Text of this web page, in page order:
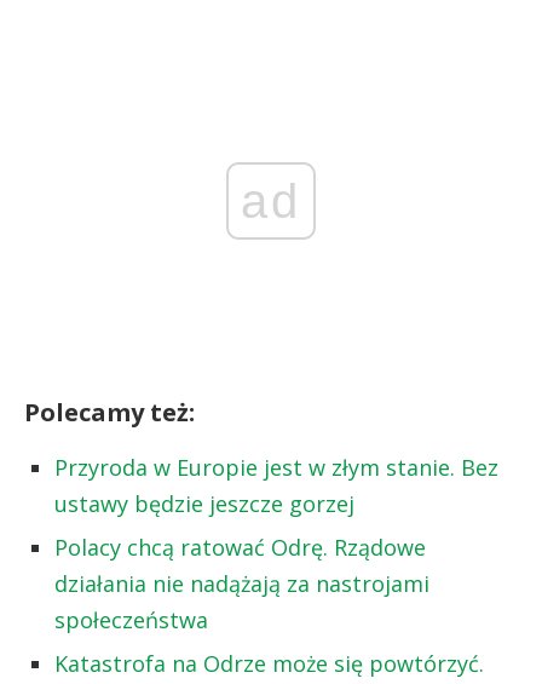
ad
Polecamy też:
Przyroda w Europie jest w złym stanie. Bez
ustawy będzie jeszcze gorzej
Polacy chcą ratować Odrę. Rządowe
działania nie nadążają za nastrojami
społeczeństwa
Katastrofa na Odrze może się powtórzyć.